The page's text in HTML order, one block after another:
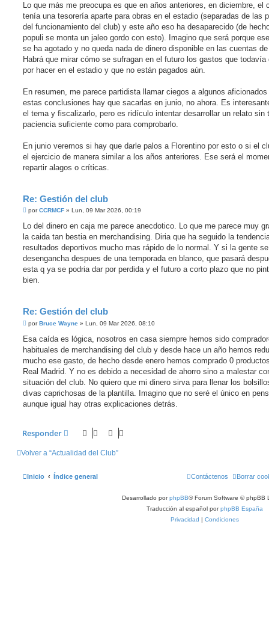
Lo que más me preocupa es que en años anteriores, en diciembre, el
tenía una tesorería aparte para obras en el estadio (separadas de las
del funcionamiento del club) y este año eso ha desaparecido (de
populi se monta un jaleo gordo con esto). Imagino que será porque
se ha agotado y no queda nada de dinero disponible en las cuentas
Habrá que mirar cómo se sufragan en el futuro los gastos que todavía
por hacer en el estadio y que no están pagados aún.
En resumen, me parece partidista llamar ciegos a algunos aficionados
estas conclusiones hay que sacarlas en junio, no ahora. Es
el tema y fiscalizarlo, pero es ridículo intentar desarrollar un relato sin
paciencia suficiente como para comprobarlo.
En junio veremos si hay que darle palos a Florentino por esto o si el
el ejercicio de manera similar a los años anteriores. Ese será el
repartir alagos o críticas.
Re: Gestión del club
M
n
a
j
porCCRMCF » Lun, 09 Mar 2026, 00:19
Lo del dinero en caja me parece anecdotico. Lo que me parece muy
la caida tan bestia en merchandising. Diria que ha seguido la
resultados deportivos mucho mas rápido de lo normal. Y si la gente se
desengancha despues de una temporada en blanco, que pasará
esta q ya se podria dar por perdida y el futuro a corto plazo que no
bien.
Re: Gestión del club
M
n
a
j
porBruce Wayne » Lun, 09 Mar 2026, 08:10
Esa caída es lógica, nosotros en casa siempre hemos sido
habituales de merchandising del club y desde hace un año hemos
mucho ese gasto, de hecho desde enero hemos comprado 0
Real Madrid. Y no es debido a necesidad de ahorro sino a malestar
situación del club. No quiero que mi dinero sirva para llenar los
divas caprichosas de la plantilla. Imagino que no seré el único en
aunque igual hay otras explicaciones detrás.
Responder
Volver a “Actualidad del Club”
Inicio Índice general Borrar
Contáctenos
Desarrollado porphpBB® Forum Software © phpBB
Traducción al español porphpBB España
Privacidad | Condiciones